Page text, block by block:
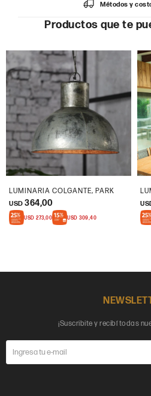
Métodos y
Productos que te
LUMINARIA COLGANTE, PARK
USD 364,00
USD 273,00 USD 309,40
¡Suscribite y recibí todas